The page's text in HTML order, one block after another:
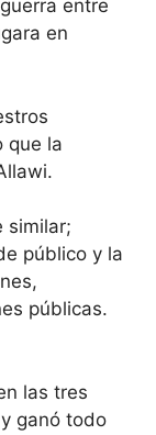
entre
en
que la
similar;
público y la
públicas.
las tres
ganó todo